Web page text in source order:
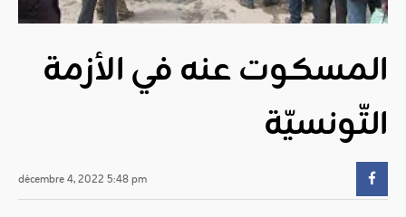
المسكوت عنه في الأزمة
التّونسيّة
décembre 4, 2022 5:48 pm